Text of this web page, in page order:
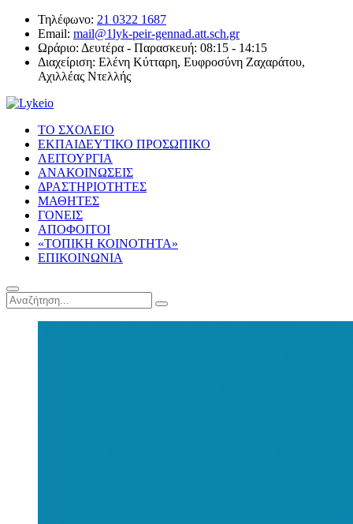
Τηλέφωνο: 21 0322 1687
Email: mail@1lyk-peir-gennad.att.sch.gr
Ωράριο: Δευτέρα - Παρασκευή: 08:15 - 14:15
Διαχείριση: Ελένη Κύτταρη, Ευφροσύνη Ζαχαράτου,
Αχιλλέας Ντελλής
ΤΟ ΣΧΟΛΕΙΟ
ΕΚΠΑΙΔΕΥΤΙΚΟ ΠΡΟΣΩΠΙΚΟ
ΛΕΙΤΟΥΡΓΙΑ
ΑΝΑΚΟΙΝΩΣΕΙΣ
ΔΡΑΣΤΗΡΙΟΤΗΤΕΣ
ΜΑΘΗΤΕΣ
ΓΟΝΕΙΣ
ΑΠΟΦΟΙΤΟΙ
«ΤΟΠΙΚΗ ΚΟΙΝΟΤΗΤΑ»
ΕΠΙΚΟΙΝΩΝΙΑ